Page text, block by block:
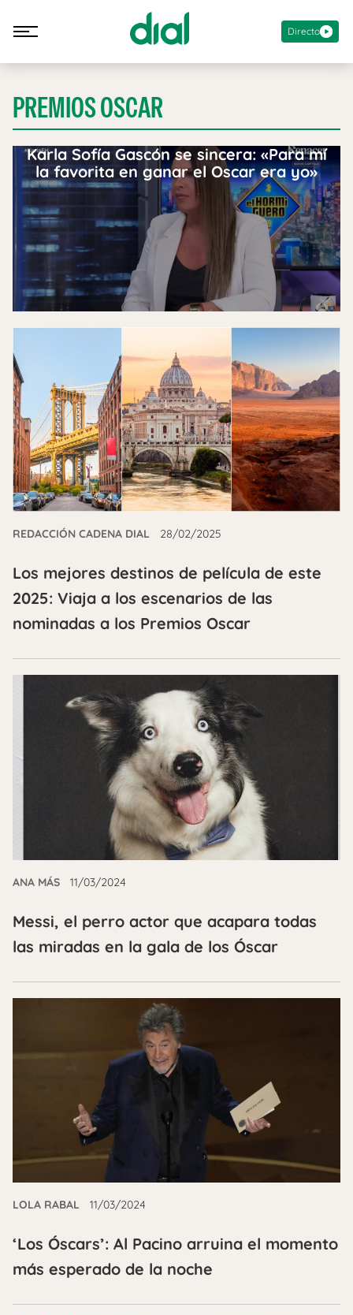
Directo
PREMIOS OSCAR
Karla Sofía Gascón se sincera: «Para mí
la favorita en ganar el Oscar era yo»
REDACCIÓN CADENA DIAL 28/02/2025
Los mejores destinos de película de este
2025: Viaja a los escenarios de las
nominadas a los Premios Oscar
ANA MÁS 11/03/2024
Messi, el perro actor que acapara todas
las miradas en la gala de los Óscar
LOLA RABAL 11/03/2024
‘Los Óscars’: Al Pacino arruina el momento
más esperado de la noche